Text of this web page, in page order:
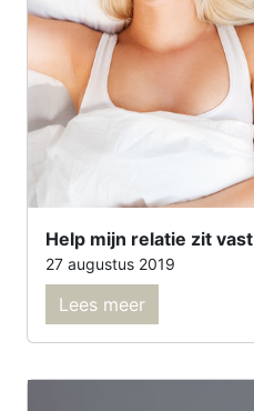
Help mijn relatie zit vast
27 augustus 2019
Lees meer